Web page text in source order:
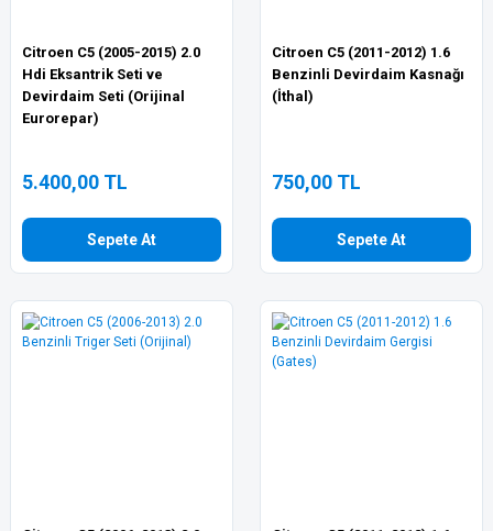
Citroen C5 (2005-2015) 2.0
Hdi Eksantrik Seti ve
Devirdaim Seti (Orijinal
Eurorepar)
5.400,00 TL
Sepete At
Citroen C5 (2011-2012) 1.6
Benzinli Devirdaim Kasnağı
(İthal)
750,00 TL
Sepete At